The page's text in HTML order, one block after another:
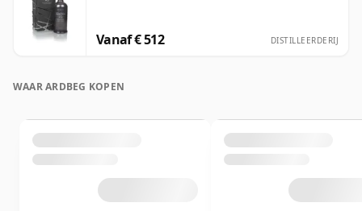
Vanaf € 512 DISTILLEERDERIJ
WAAR ARDBEG KOPEN